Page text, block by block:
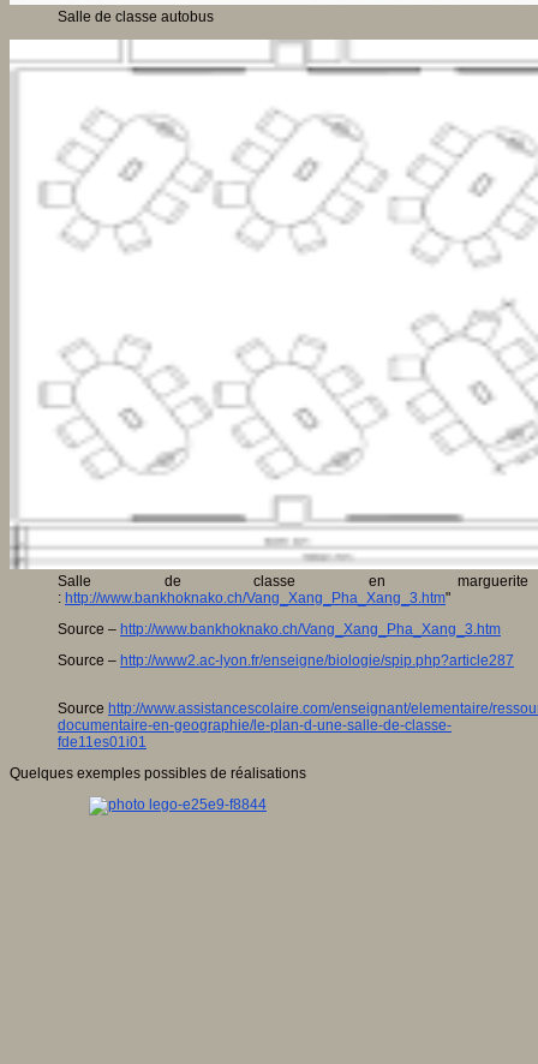
Salle de classe autobus
Salle de classe en marguerite
: http://www.bankhoknako.ch/Vang_Xang_Pha_Xang_3.htm"
Source – http://www.bankhoknako.ch/Vang_Xang_Pha_Xang_3.htm
Source – http://www2.ac-lyon.fr/enseigne/biologie/spip.php?article287
Source http://www.assistancescolaire.com/enseignant/elementaire/
documentaire-en-geographie/le-plan-d-une-salle-de-classe-
fde11es01i01
Quelques exemples possibles de réalisations